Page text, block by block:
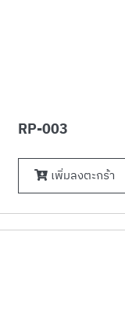
RP-003
เพิ่มลงตะกร้า